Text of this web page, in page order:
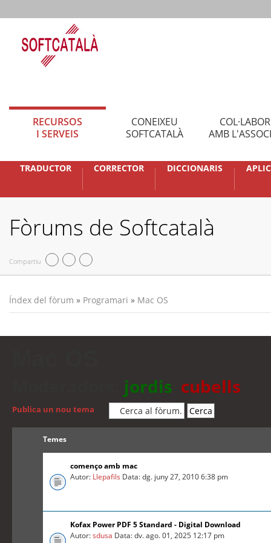
RECURSOS
I SERVEIS
CONEIXEU
SOFTCATALÀ
AMB
TRADUCTOR CORRECTOR DICCIONARIS
Fòrums de Softcatalà
Compartiu
Índex del fòrum » Programari » Mac OS
jordis cubells
Publica un nou tema
Temes
començo amb mac
Autor: Llepafils Data: dg. juny 27, 2010 6:38 pm
Kofax Power PDF 5 Standard - Digital Download
Autor:sdusa Data: dv. ago. 01, 2025 12:17 pm